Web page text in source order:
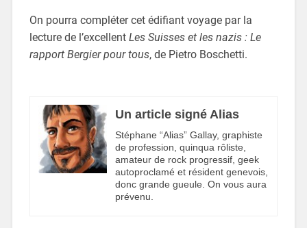
On pourra compléter cet édifiant voyage par la
lecture de l’excellent Les Suisses et les nazis : Le
rapport Bergier pour tous, de Pietro Boschetti.
Un article signé Alias
Stéphane “Alias” Gallay, graphiste
de profession, quinqua rôliste,
amateur de rock progressif, geek
autoproclamé et résident genevois,
donc grande gueule. On vous aura
prévenu.